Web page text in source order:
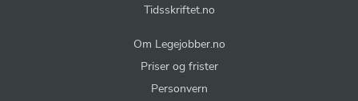
Tidsskriftet.no
Om Legejobber.no
Priser og frister
Personvern